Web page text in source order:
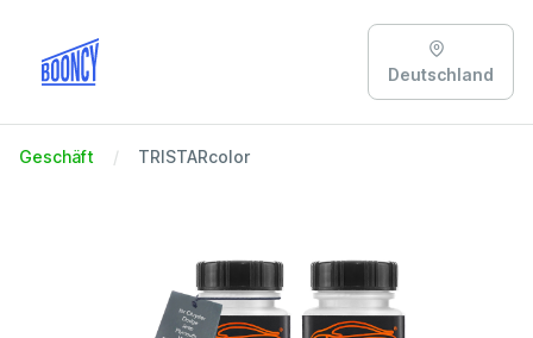
Deutschland
Geschäft TRISTARcolor